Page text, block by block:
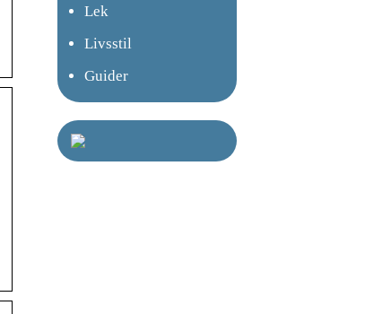
Lek
Livsstil
Guider